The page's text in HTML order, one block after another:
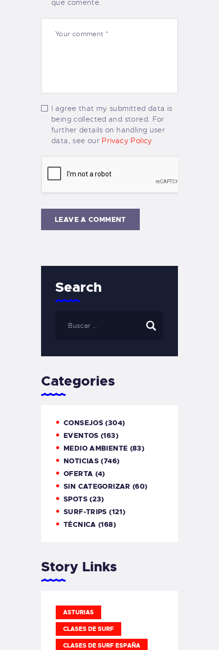
que comente.
I agree that my submitted data is
being collected and stored. For
further details on handling user
data, see our Privacy Policy
Search
Categories
CONSEJOS (304)
EVENTOS (163)
MEDIO AMBIENTE (83)
NOTICIAS (746)
OFERTA (4)
SIN CATEGORIZAR (60)
SPOTS(23)
SURF-TRIPS (121)
TÉCNICA (168)
Story Links
ASTURIAS
CLASES DE SURF
CLASES DE SURF ESPAÑA